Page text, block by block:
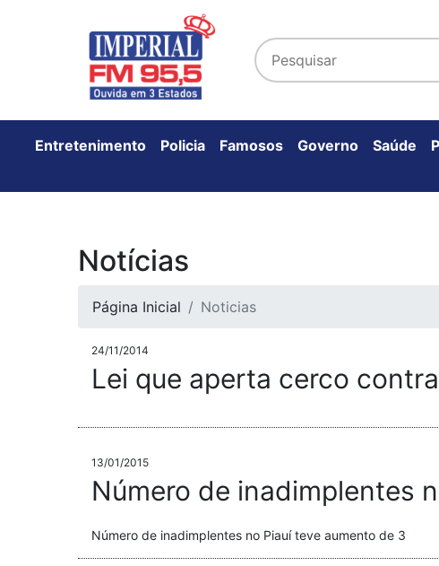
Entretenimento Policia Famosos Governo Saúde
Notícias
Página Inicial Noticias
24/11/2014
Lei que aperta cerco
13/01/2015
Número de inadimplentes
Número de inadimplentes no Piauí teve aumento de 3